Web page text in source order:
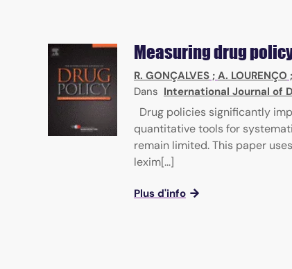
Measuring drug
R. GONÇALVES; A. LOURENÇO ;
Dans International Journal of
Drug policies significantly
quantitative tools for
remain limited. This paper
lexim[...]
Plus d'info